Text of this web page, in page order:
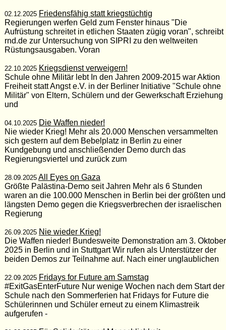
02.12.2025 Friedensfähig statt kriegstüchtig
Regierungen werfen Geld zum Fenster hinaus "Die
Aufrüstung schreitet in etlichen Staaten zügig voran", schreibt
rnd.de zur Untersuchung von SIPRI zu den weltweiten
Rüstungsausgaben. Voran
22.10.2025 Kriegsdienst verweigern!
Schule ohne Militär lebt In den Jahren 2009-2015 war Aktion
Freiheit statt Angst e.V. in der Berliner Initiative "Schule ohne
Militär" von Eltern, Schülern und der Gewerkschaft Erziehung
und
04.10.2025 Die Waffen nieder!
Nie wieder Krieg! Mehr als 20.000 Menschen versammelten
sich gestern auf dem Bebelplatz in Berlin zu einer
Kundgebung und anschließender Demo durch das
Regierungsviertel und zurück zum
28.09.2025 All Eyes on Gaza
Größte Palästina-Demo seit Jahren Mehr als 6 Stunden
waren an die 100.000 Menschen in Berlin bei der größten und
längsten Demo gegen die Kriegsverbrechen der israelischen
Regierung
26.09.2025 Nie wieder Krieg!
Die Waffen nieder! Bundesweite Demonstration am 3. Oktober
2025 in Berlin und in Stuttgart Wir rufen als Unterstützer der
beiden Demos zur Teilnahme auf. Nach einer unglaublichen
22.09.2025 Fridays for Future am Samstag
#ExitGasEnterFuture Nur wenige Wochen nach dem Start der
Schule nach den Sommerferien hat Fridays for Future die
Schülerinnen und Schüler erneut zu einem Klimastreik
aufgerufen -